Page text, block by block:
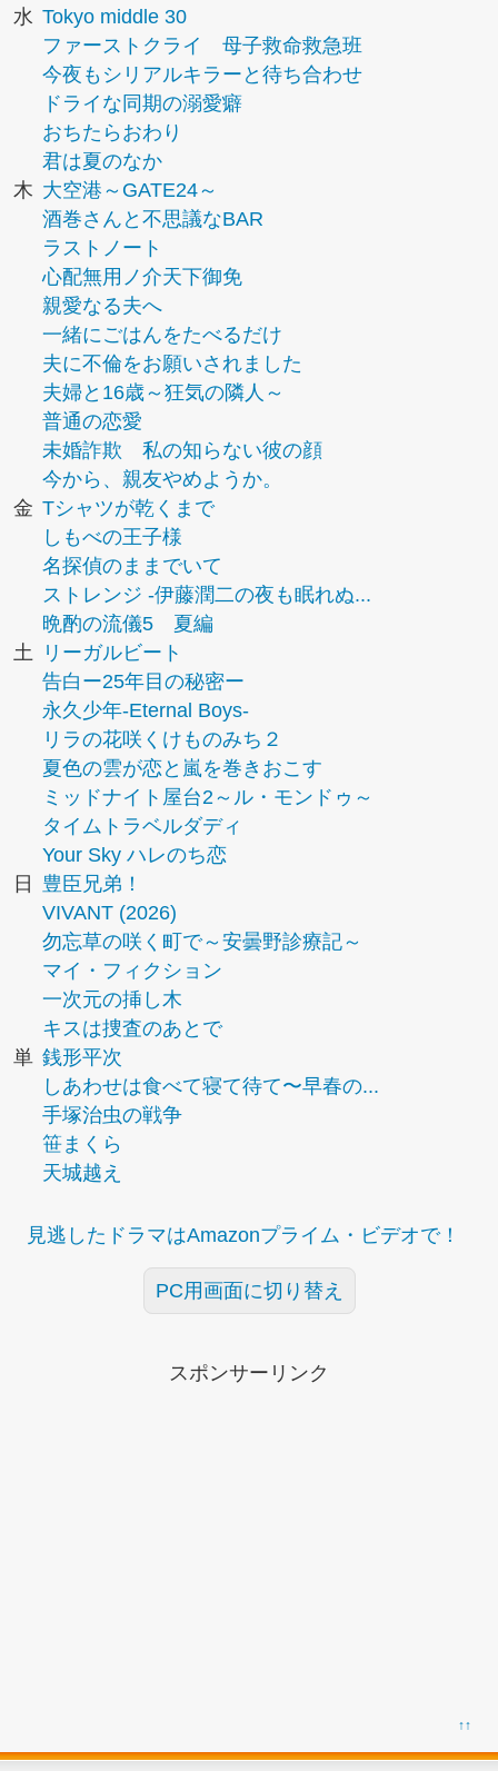
水 Tokyo middle 30
ファーストクライ 母子救命救急班
今夜もシリアルキラーと待ち合わせ
ドライな同期の溺愛癖
おちたらおわり
君は夏のなか
木 大空港～GATE24～
酒巻さんと不思議なBAR
ラストノート
心配無用ノ介天下御免
親愛なる夫へ
一緒にごはんをたべるだけ
夫に不倫をお願いされました
夫婦と16歳～狂気の隣人～
普通の恋愛
未婚詐欺 私の知らない彼の顔
今から、親友やめようか。
金 Tシャツが乾くまで
しもべの王子様
名探偵のままでいて
ストレンジ -伊藤潤二の夜も眠れぬ...
晩酌の流儀5 夏編
土
リーガルビート
告白ー25年目の秘密ー
永久少年-Eternal Boys-
リラの花咲くけものみち２
夏色の雲が恋と嵐を巻きおこす
ミッドナイト屋台2～ル・モンドゥ～
タイムトラベルダディ
Your Sky ハレのち恋
日
豊臣兄弟！
VIVANT (2026)
勿忘草の咲く町で～安曇野診療記～
マイ・フィクション
一次元の挿し木
キスは捜査のあとで
単 銭形平次
しあわせは食べて寝て待て〜早春の...
手塚治虫の戦争
笹まくら
天城越え
見逃したドラマはAmazonプライム・ビデオで！
PC用画面に切り替え
スポンサーリンク
↑↑